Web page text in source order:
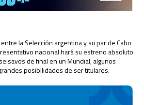
la Selección argentina y su par de Cabo
nacional hará su estreno absoluto
de final en un Mundial, algunos
posibilidades de ser titulares.